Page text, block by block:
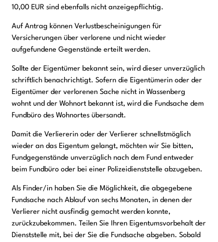
10,00 EUR sind ebenfalls nicht anzeigepflichtig.
Auf Antrag können Verlustbescheinigungen für
Versicherungen über verlorene und nicht wieder
aufgefundene Gegenstände erteilt werden.
Sollte der Eigentümer bekannt sein, wird dieser unverzüglich
schriftlich benachrichtigt. Sofern die Eigentümerin oder der
Eigentümer der verlorenen Sache nicht in Wassenberg
wohnt und der Wohnort bekannt ist, wird die Fundsache dem
Fundbüro des Wohnortes übersandt.
Damit die Verliererin oder der Verlierer schnellstmöglich
wieder an das Eigentum gelangt, möchten wir Sie bitten,
Fundgegenstände unverzüglich nach dem Fund entweder
beim Fundbüro oder bei einer Polizeidienststelle abzugeben.
Als Finder/in haben Sie die Möglichkeit, die abgegebene
Fundsache nach Ablauf von sechs Monaten, in denen der
Verlierer nicht ausfindig gemacht werden konnte,
zurückzubekommen. Teilen Sie Ihren Eigentumsvorbehalt der
Dienststelle mit, bei der Sie die Fundsache abgeben. Sobald